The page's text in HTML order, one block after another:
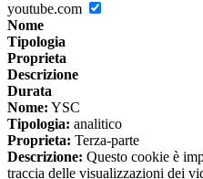
youtube.com
Nome
Tipologia
Proprieta
Descrizione
Durata
Nome: YSC
Tipologia: analitico
Proprieta: Terza-parte
Descrizione: Questo cookie è
traccia delle visualizzazioni dei